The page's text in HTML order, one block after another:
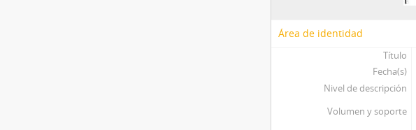
Área de identidad
Título
Fecha(s)
Nivel de descripción
Volumen y soporte